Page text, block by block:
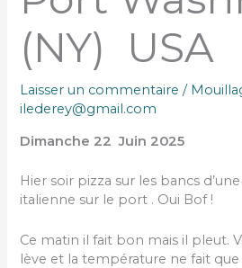
(NY) USA
Laisser un commentaire /
ilederey@gmail.com
Dimanche 22 Juin 2025
Hier soir pizza sur les bancs
italienne sur le port . Oui Bof !
Ce matin il fait bon mais il pleut.
lève et la température ne fait que